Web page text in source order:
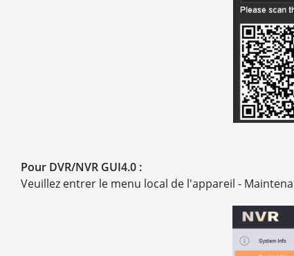
Pour DVR/NVR GUI4.0 :
Veuillez entrer le menu local de l'appareil -